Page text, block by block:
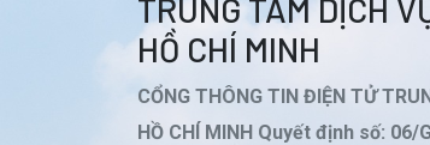
TRUNG TÂM DỊCH
HỒ CHÍ MINH
CỔNG THÔNG TIN ĐIỆN TỬ
HỒ CHÍ MINH Quyết định số: